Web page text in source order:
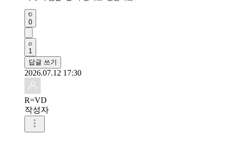
0
1
답글 쓰기
2026.07.12 17:30
R=VD
작성자